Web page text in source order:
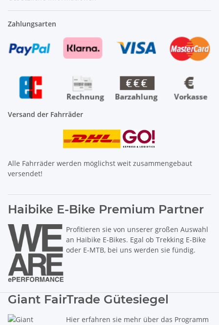
Zahlungsarten
Versand der Fahrräder
Alle Fahrräder werden möglichst weit zusammengebaut
versendet!
Haibike E-Bike Premium Partner
Profitieren sie von unserer großen Auswahl
an Haibike E-Bikes. Egal ob Trekking E-Bike
oder E-MTB, bei uns werden sie fündig.
Giant FairTrade Gütesiegel
Hier erfahren sie mehr über das Programm